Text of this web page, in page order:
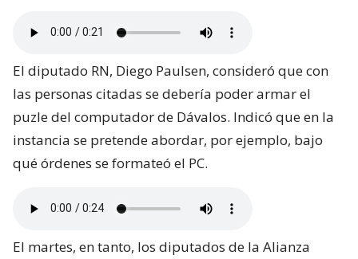
El diputado RN, Diego Paulsen, consideró que con
las personas citadas se debería poder armar el
puzle del computador de Dávalos. Indicó que en la
instancia se pretende abordar, por ejemplo, bajo
qué órdenes se formateó el PC.
El martes, en tanto, los diputados de la Alianza